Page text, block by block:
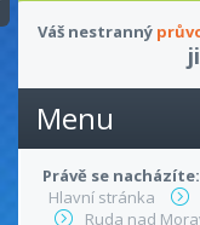
Váš nestranný
Menu
Právě se nacházíte:
Hlavní stránka
Ruda nad